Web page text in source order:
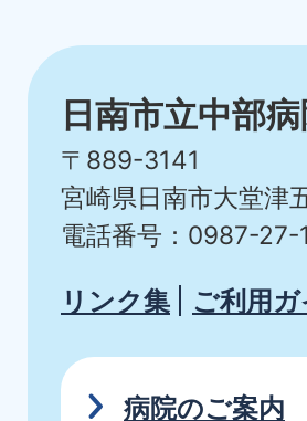
日南市立中部
〒889-3141
宮崎県日南市大堂津
電話番号：0987-27-
リンク集 ご利用ガ
病院のご案内